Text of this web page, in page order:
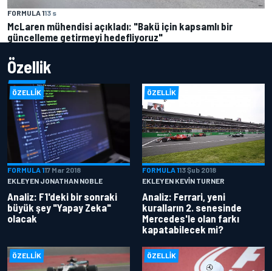
FORMULA 113 s
McLaren mühendisi açıkladı: "Bakü için kapsamlı bir
güncelleme getirmeyi hedefliyoruz"
Özellik
ÖZELLIK
FORMULA 117 Mar 2018
EKLEYEN JONATHAN NOBLE
Analiz: F1'deki bir sonraki
büyük şey "Yapay Zeka"
olacak
ÖZELLIK
FORMULA 113 Şub 2018
EKLEYEN KEVIN TURNER
Analiz: Ferrari, yeni
kuralların 2. senesinde
Mercedes'le olan farkı
kapatabilecek mi?
ÖZELLIK ÖZELLIK